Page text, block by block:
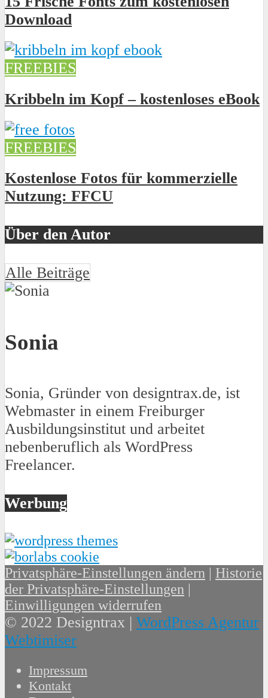
Download
FREEBIES
Kribbeln im Kopf – kostenloses eBook
FREEBIES
Kostenlose Fotos für kommerzielle
Nutzung: FFCU
Über den Autor
Alle Beiträge
Sonia
Sonia, Gründer von designtrax.de, ist
Webmaster in einem Freiburger
Ausbildungsinstitut und arbeitet
nebenberuflich als WordPress
Freelancer.
Werbung
Privatsphäre-Einstellungen ändern | Historie
der Privatsphäre-Einstellungen |
Einwilligungen widerrufen
© 2022 Designtrax | WordPress Agentur
Webtimiser
Impressum
Kontakt